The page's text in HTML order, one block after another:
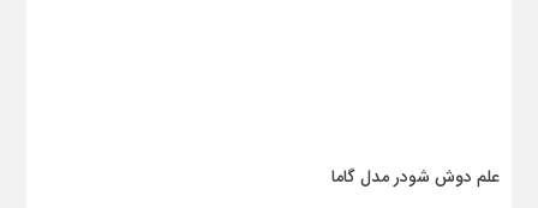
علم دوش شودر مدل گاما